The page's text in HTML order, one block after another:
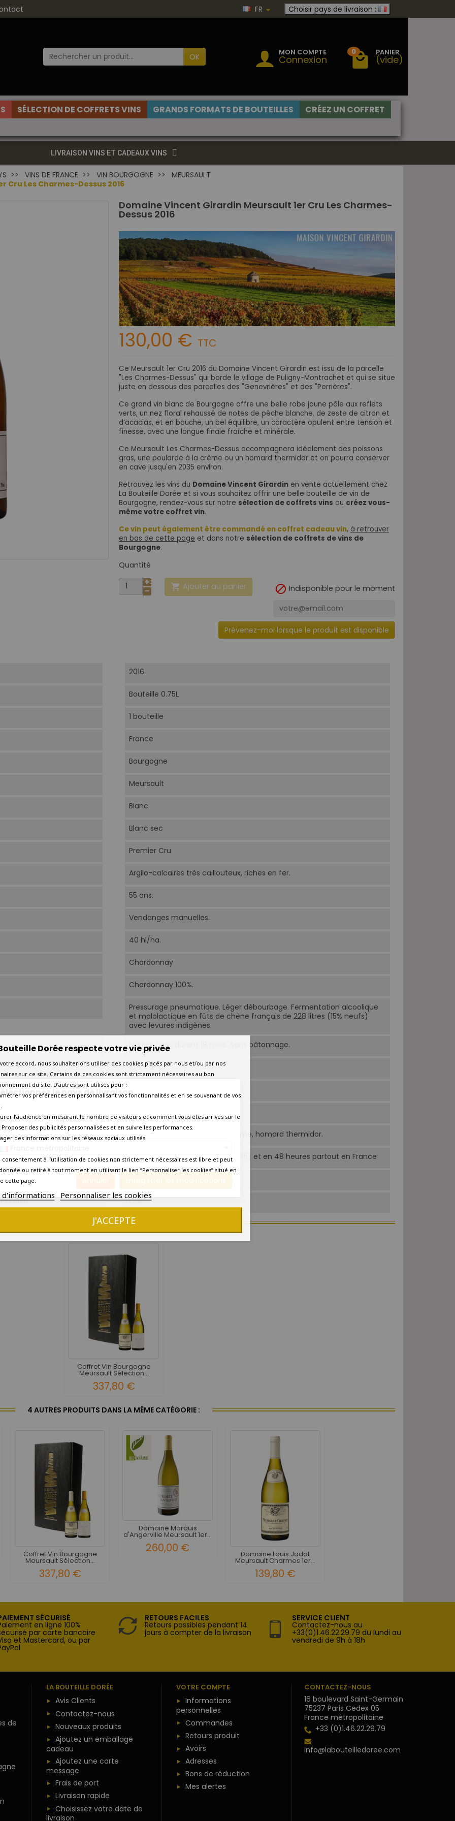
le pays de livraison
prix et les frais peuvent varier en fonction du pays/de la
de livraison.
Annuler Enregistrer les modifications
FR Choisir pays de livraison :
OK MON COMPTE
Connexion
0 PANIER
(vide)
SÉLECTION DE COFFRETS VINS GRANDS FORMATS DE BOUTEILLES
CRÉEZ UN COFFRET
LIVRAISON VINS ET CADEAUX VINS
VINS DE FRANCE VIN BOURGOGNE
MEURSAULT
Cru Les Charmes-Dessus 2016
Domaine Vincent Girardin Meursault 1er Cru Les Charmes-
Dessus 2016
130,00 € TTC
Ce Meursault 1er Cru 2016 du Domaine Vincent Girardin est issu de la parcelle
"Les Charmes-Dessus" qui borde le village de Puligny-Montrachet et qui se situe
juste en dessous des parcelles des "Genevrières" et des "Perrières".
Ce grand vin blanc de Bourgogne offre une belle robe jaune pâle aux reflets
verts, un nez floral rehaussé de notes de pêche blanche, de zeste de citron et
d’acacias, et en bouche, un bel équilibre, un caractère opulent entre tension et
finesse, avec une longue finale fraîche et minérale.
Ce Meursault Les Charmes-Dessus accompagnera idéalement des poissons
gras, une poularde à la crème ou un homard thermidor et on pourra conserver
en cave jusqu'en 2035 environ.
Retrouvez les vins du Domaine Vincent Girardin en vente actuellement chez
La Bouteille Dorée et si vous souhaitez offrir une belle bouteille de vin de
Bourgogne, rendez-vous sur notre sélection de coffrets vins ou créez vous-
même votre coffret vin.
Ce vin peut également être commandé en coffret cadeau vin, à retrouver
en bas de cette page et dans notre sélection de coffrets de vins de
Bourgogne.
Quantité
 Ajouter au panier  Indisponible pour le moment
Prévenez-moi lorsque le produit est disponible
2016
Bouteille 0.75L
1 bouteille
France
Bourgogne
Meursault
Blanc
Blanc sec
Premier Cru
Argilo-calcaires très caillouteux, riches en fer.
55 ans.
Vendanges manuelles.
40 hl/ha.
Chardonnay
Chardonnay 100%.
Pressurage pneumatique. Léger débourbage. Fermentation alcoolique
et malolactique en fûts de chêne français de 228 litres (15% neufs)
avec levures indigènes.
Sur lies fines durant 18 mois. Sans bâtonnage.
10°C-12°C.
Poissons gras, poularde à la crème, homard thermidor.
Livraison dans la journée (Paris 75) et en 48 heures partout en France
Oui - Commande jusqu'à 10h
Oui
VOUS AIMEREZ AUSSI
Coffret Vin Bourgogne
Meursault Sélection...
337,80 €
4 AUTRES PRODUITS DANS LA MÊME CATÉGORIE :
Coffret Vin Bourgogne
Meursault Sélection...
337,80 €
Domaine Marquis
d'Angerville Meursault 1er...
260,00 € Domaine Louis Jadot
Meursault Charmes 1er...
139,80 €
SÉCURISÉ
en ligne 100%
par carte bancaire
et Mastercard, ou par
RETOURS FACILES
Retours possibles pendant 14
jours à compter de la livraison
SERVICE CLIENT
Contactez-nous au
+33(0)1.46.22.29.79 du lundi au
vendredi de 9h à 18h
de
LA BOUTEILLE DORÉE
Avis Clients
Contactez-nous
Nouveaux produits
Ajoutez un emballage
cadeau
Ajoutez une carte
message
Frais de port
Livraison rapide
Choisissez votre date de
livraison
VOTRE COMPTE
Informations
personnelles
Commandes
Retours produit
Avoirs
Adresses
Bons de réduction
Mes alertes
CONTACTEZ-NOUS
16 boulevard Saint-Germain
75237 Paris Cedex 05
France métropolitaine
+33 (0)1.46.22.29.79
info@labouteilledoree.com
Dorée respecte votre vie privée
accord, nous souhaiterions utiliser des cookies placés par nous et/ou par nos
sur ce site. Certains de ces cookies sont strictement nécessaires au bon
du site. D’autres sont utilisés pour :
vos préférences en personnalisant vos fonctionnalités et en se souvenant de vos
l’audience en mesurant le nombre de visiteurs et comment vous êtes arrivés sur le
Proposer des publicités personnalisées et en suivre les performances.
des informations sur les réseaux sociaux utilisés.
consentement à l’utilisation de cookies non strictement nécessaires est libre et peut
ou retiré à tout moment en utilisant le lien “Personnaliser les cookies” situé en
cette page.
d'informations Personnaliser les cookies
J'ACCEPTE